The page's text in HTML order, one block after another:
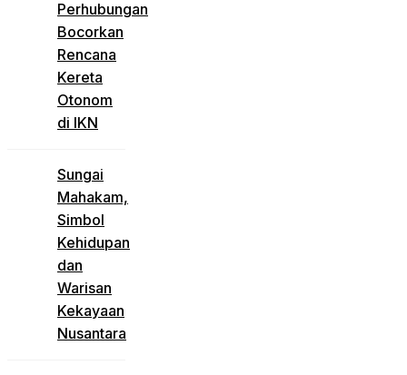
Perhubungan
Bocorkan
Rencana
Kereta
Otonom
di IKN
Sungai
Mahakam,
Simbol
Kehidupan
dan
Warisan
Kekayaan
Nusantara